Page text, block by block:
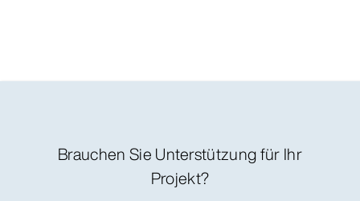
Brauchen Sie Unterstützung für Ihr
Projekt?